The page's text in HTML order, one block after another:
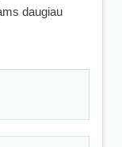
daugiau